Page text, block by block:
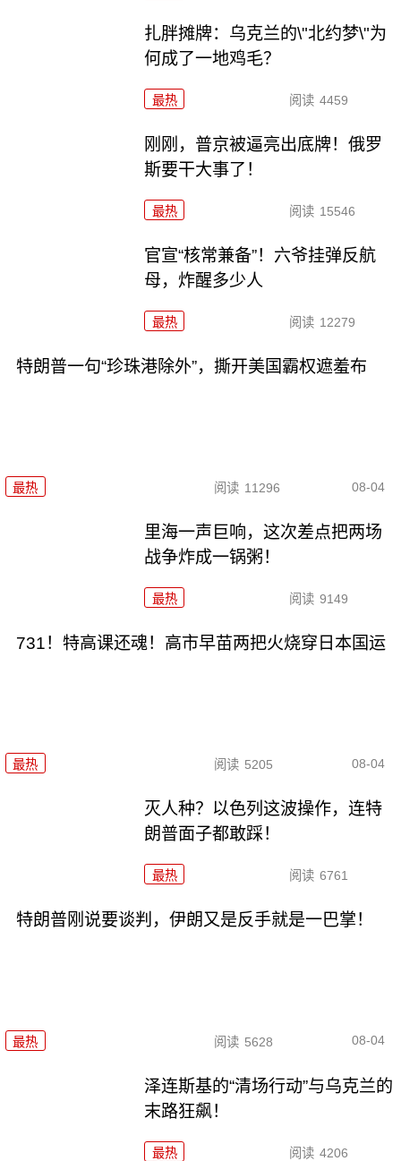
扎胖摊牌：乌克兰的\"北约梦\"为
何成了一地鸡毛？
最热 阅读 4459
刚刚，普京被逼亮出底牌！俄罗
斯要干大事了！
最热 阅读 15546
官宣“核常兼备”！六爷挂弹反航
母，炸醒多少人
最热 阅读 12279
特朗普一句“珍珠港除外”，撕开美国霸权遮羞布
最热 阅读 11296 08-04
里海一声巨响，这次差点把两场
战争炸成一锅粥！
最热 阅读 9149
731！特高课还魂！高市早苗两把火烧穿日本国运
最热 阅读 5205 08-04
灭人种？以色列这波操作，连特
朗普面子都敢踩！
最热 阅读 6761
特朗普刚说要谈判，伊朗又是反手就是一巴掌！
最热 阅读 5628 08-04
泽连斯基的“清场行动”与乌克兰的
末路狂飙！
最热 阅读 4206